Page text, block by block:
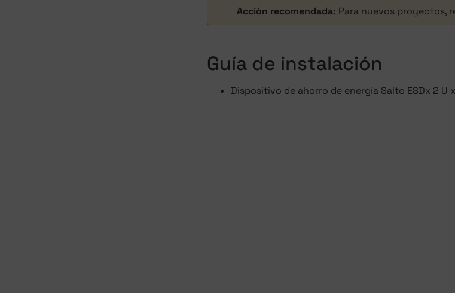
Acción recomendada: Para nuevos proyectos,
Guía de instalación
Dispositivo de ahorro de energía Salto ESDx 2 U